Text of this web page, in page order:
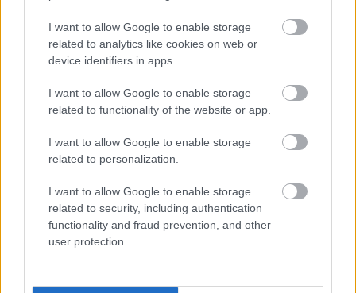
I want to allow Google to enable storage
related to analytics like cookies on web or
device identifiers in apps.
I want to allow Google to enable storage
related to functionality of the website or app.
I want to allow Google to enable storage
related to personalization.
I want to allow Google to enable storage
related to security, including authentication
functionality and fraud prevention, and other
user protection.
στα δύο (2) ρεύματα κυκλοφορίας.
Ηρ. Αττικού, σε όλο το μήκος της.
Βασ. Γεωργίου Β΄, σε όλο το μήκος της.
Βασ. Γεωργίου Α΄, σε όλο το μήκος της.
Λ. Βασ. Αμαλίας, σε όλο το μήκος της και στα
δύο (2) ρεύματα κυκλοφορίας.
Ελ. Βενιζέλου (Πανεπιστημίου), σε όλο το μήκος
της.
Πλ. Ομονοίας.